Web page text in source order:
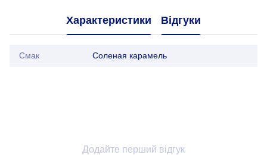
Характеристики Відгуки
Смак Соленая карамель
Додайте перший відгук